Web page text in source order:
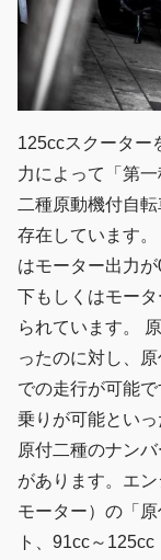
125ccスクーター
力によって「第
二種原動機付自
存在しています
はモーター出力
下もしくはモー
られています。
ったのに対し、
での走行が可能
乗りが可能といっ
原付二種のナン
があります。エ
モーター）の「
ト、91cc～